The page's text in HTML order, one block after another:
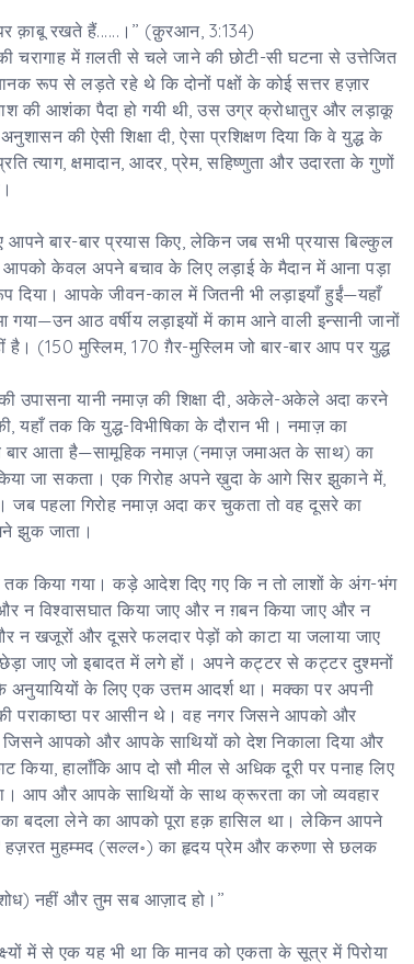
क़ाबू रखते हैं......।’’ (क़ुरआन, 3:134)
में ग़लती से चले जाने की छोटी-सी घटना से उत्तेजित
रूप से लड़ते रहे थे कि दोनों पक्षों के कोई सत्तर हज़ार
की आशंका पैदा हो गयी थी, उस उग्र क्रोधातुर और लड़ाकू
की ऐसी शिक्षा दी, ऐसा प्रशिक्षण दिया कि वे युद्ध के
त्याग, क्षमादान, आदर, प्रेम, सहिष्णुता और उदारता के गुणों
आपने बार-बार प्रयास किए, लेकिन जब सभी प्रयास बिल्कुल
आपको केवल अपने बचाव के लिए लड़ाई के मैदान में आना पड़ा
दिया। आपके जीवन-काल में जितनी भी लड़ाइयाँ हुईं—यहाँ
आठ वर्षीय लड़ाइयों में काम आने वाली इन्सानी जानों
(150 मुस्लिम, 170 ग़ैर-मुस्लिम जो बार-बार आप पर युद्ध
उपासना यानी नमाज़ की शिक्षा दी, अकेले-अकेले अदा करने
तक कि युद्ध-विभीषिका के दौरान भी। नमाज़ का
आता है—सामूहिक नमाज़ (नमाज़ जमाअत के साथ) का
जा सकता। एक गिरोह अपने ख़ुदा के आगे सिर झुकाने में,
पहला गिरोह नमाज़ अदा कर चुकता तो वह दूसरे का
झुक जाता।
तक किया गया। कड़े आदेश दिए गए कि न तो लाशों के अंग-भंग
न विश्वासघात किया जाए और न ग़बन किया जाए और न
न खजूरों और दूसरे फलदार पेड़ों को काटा या जलाया जाए
जाए जो इबादत में लगे हों। अपने कट्टर से कट्टर दुश्मनों
के लिए एक उत्तम आदर्श था। मक्का पर अपनी
पराकाष्ठा पर आसीन थे। वह नगर जिसने आपको और
आपको और आपके साथियों को देश निकाला दिया और
किया, हालाँकि आप दो सौ मील से अधिक दूरी पर पनाह लिए
आप और आपके साथियों के साथ क्रूरता का जो व्यवहार
बदला लेने का आपको पूरा हक़ हासिल था। लेकिन आपने
हज़रत मुहम्मद (सल्ल॰) का हृदय प्रेम और करुणा से छलक
नहीं और तुम सब आज़ाद हो।’’
में से एक यह भी था कि मानव को एकता के सूत्र में पिरोया